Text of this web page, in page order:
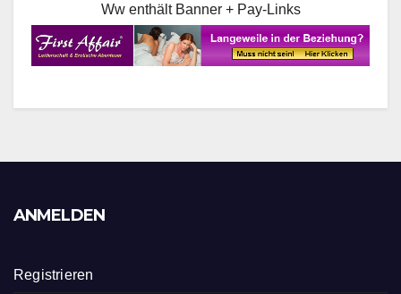
Ww enthält Banner + Pay-Links
ANMELDEN
Registrieren